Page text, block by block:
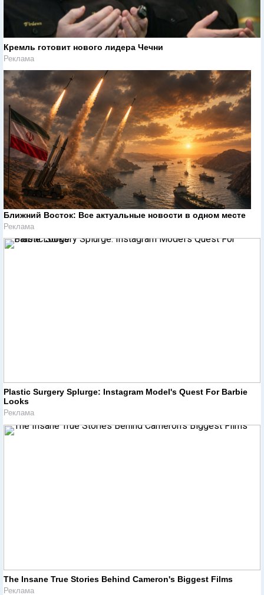
Кремль готовит нового лидера Чечни
Реклама
Ближний Восток: Все актуальные новости в одном месте
Реклама
Plastic Surgery Splurge: Instagram Model's Quest For Barbie
Looks
Реклама
The Insane True Stories Behind Cameron's Biggest Films
Реклама